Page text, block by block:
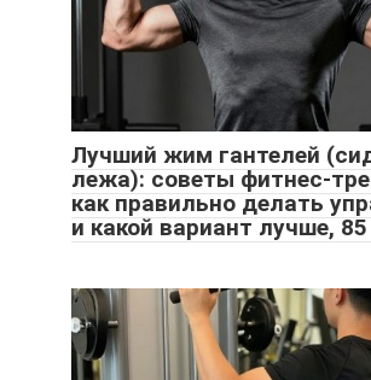
Лучший жим гантелей
лежа): советы фитнес-
как правильно делать
и какой вариант лучше,